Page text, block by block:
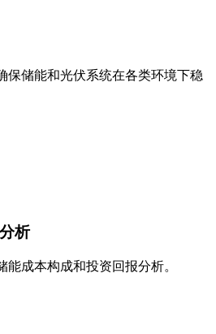
保储能和光伏系统在各类环境下稳
析
能成本构成和投资回报分析。